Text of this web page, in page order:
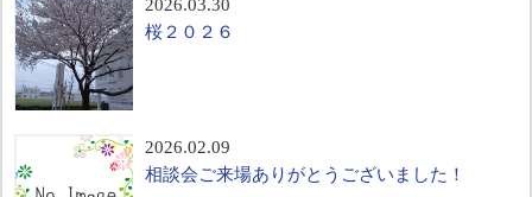
2026.03.30
桜２０２６
2026.02.09
相談会ご来場ありがとうございました！